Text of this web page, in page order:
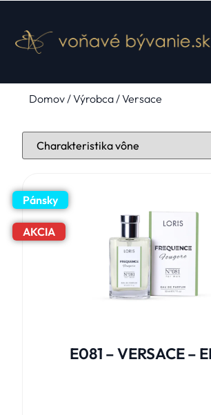
Domov/ Výrobca / Versace
Pánsky
AKCIA
E081 – VERSACE –